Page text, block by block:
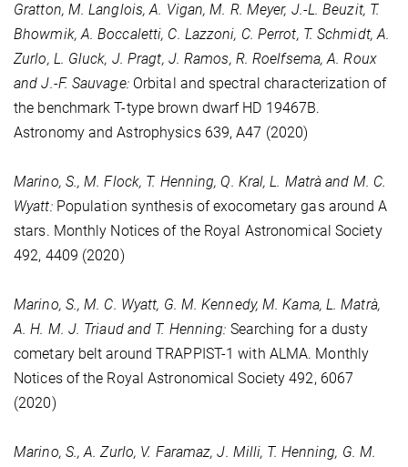
Gratton, M. Langlois, A. Vigan, M. R. Meyer, J.-L. Beuzit, T.
Bhowmik, A. Boccaletti, C. Lazzoni, C. Perrot, T. Schmidt, A.
Zurlo, L. Gluck, J. Pragt, J. Ramos, R. Roelfsema, A. Roux
and J.-F. Sauvage:Orbital and spectral characterization of
the benchmark T-type brown dwarf HD 19467B.
Astronomy and Astrophysics 639, A47 (2020)
Marino, S., M. Flock, T. Henning, Q. Kral, L. Matrà and M. C.
Wyatt:Population synthesis of exocometary gas around A
stars. Monthly Notices of the Royal Astronomical Society
492, 4409 (2020)
Marino, S., M. C. Wyatt, G. M. Kennedy, M. Kama, L. Matrà,
A. H. M. J. Triaud and T. Henning: Searching for a dusty
cometary belt around TRAPPIST-1 with ALMA. Monthly
Notices of the Royal Astronomical Society492, 6067
(2020)
Marino, S., A. Zurlo, V. Faramaz, J. Milli, T. Henning, G. M.